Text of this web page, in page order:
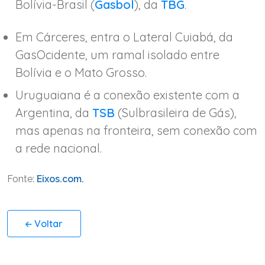
Bolívia-Brasil (Gasbol), da TBG.
Em Cárceres, entra o Lateral Cuiabá, da
GasOcidente, um ramal isolado entre
Bolívia e o Mato Grosso.
Uruguaiana é a conexão existente com a
Argentina, da TSB (Sulbrasileira de Gás),
mas apenas na fronteira, sem conexão com
a rede nacional.
Fonte: Eixos.com.
Voltar